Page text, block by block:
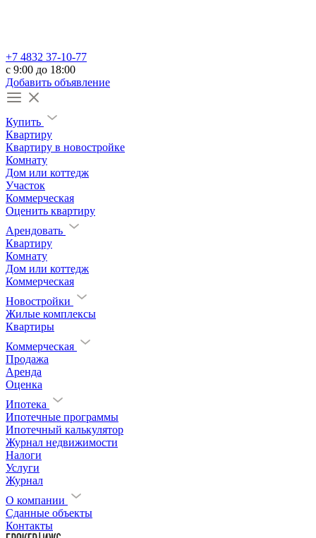
+7 4832 37-10-77
c 9:00 до 18:00
Добавить объявление
Купить
Квартиру
Квартиру в новостройке
Комнату
Дом или коттедж
Участок
Коммерческая
Оценить квартиру
Арендовать
Квартиру
Комнату
Дом или коттедж
Коммерческая
Новостройки
Жилые комплексы
Квартиры
Коммерческая
Продажа
Аренда
Оценка
Ипотека
Ипотечные программы
Ипотечный калькулятор
Журнал недвижимости
Налоги
Услуги
Журнал
О компании
Сданные объекты
Контакты